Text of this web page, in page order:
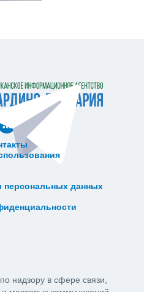
персональных данных
надзору в сфере связи,